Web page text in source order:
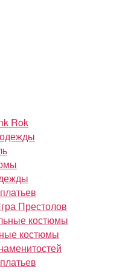
Rok
одежды
Престолов
костюмы
костюмы